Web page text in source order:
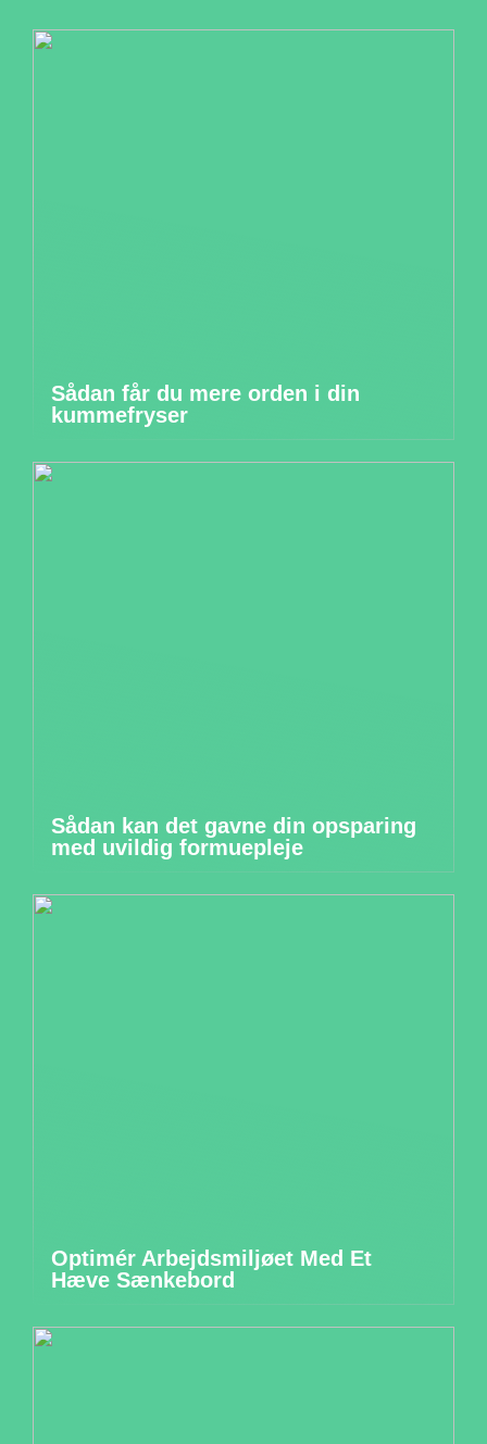
Sådan får du mere orden i din
kummefryser
Sådan kan det gavne din opsparing
med uvildig formuepleje
Optimér Arbejdsmiljøet Med Et
Hæve Sænkebord